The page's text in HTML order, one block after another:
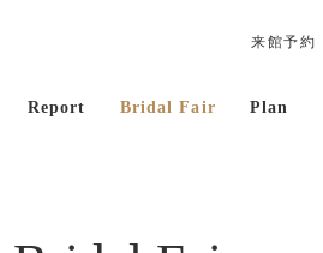
来館予約
Report Bridal Fair Plan